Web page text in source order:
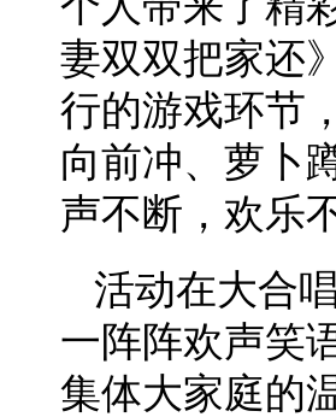
妻双双把家还
行的游戏环节
向前冲、萝卜
声不断，欢乐
活动在大合
一阵阵欢声笑
集体大家庭的